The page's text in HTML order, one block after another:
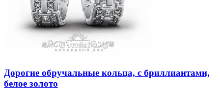
Дорогие обручальные кольца, с бриллиантами,
белое золото